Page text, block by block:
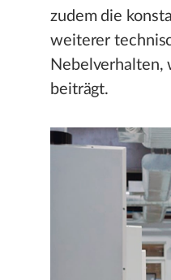
zudem die
weiterer
Nebelverhalten,
beiträgt.